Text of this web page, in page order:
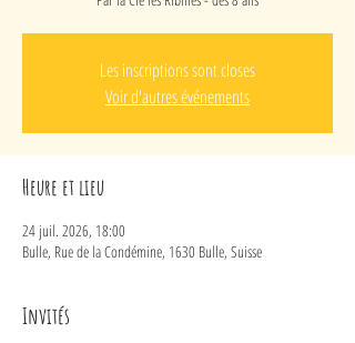
Les inscriptions sont closes
Voir d'autres événements
Heure et lieu
24 juil. 2026, 18:00
Bulle, Rue de la Condémine, 1630 Bulle, Suisse
Invités